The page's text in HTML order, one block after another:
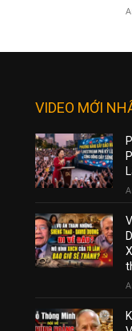
VIDEO MỚI